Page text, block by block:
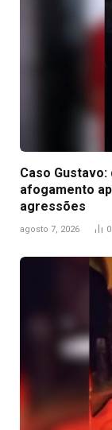
Caso
afogamento
agressões
agosto 7, 2026 0